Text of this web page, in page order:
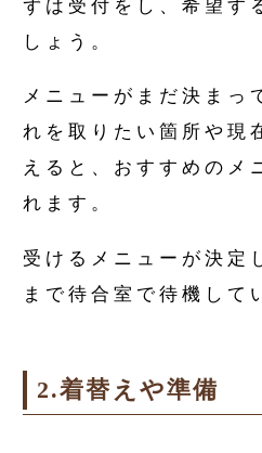
ずは受付をし、希望す
しょう。
メニューがまだ決まっ
れを取りたい箇所や現
えると、おすすめのメ
れます。
受けるメニューが決定
まで待合室で待機して
2.着替えや準備